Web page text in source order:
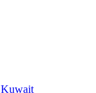
Kuwait